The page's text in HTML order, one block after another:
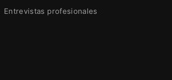
Entrevistas profesionales